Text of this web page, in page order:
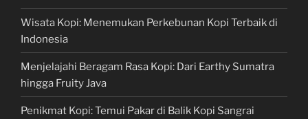
Wisata Kopi: Menemukan Perkebunan Kopi Terbaik di
Indonesia
Menjelajahi Beragam Rasa Kopi: Dari Earthy Sumatra
hingga Fruity Java
Penikmat Kopi: Temui Pakar di Balik Kopi Sangrai